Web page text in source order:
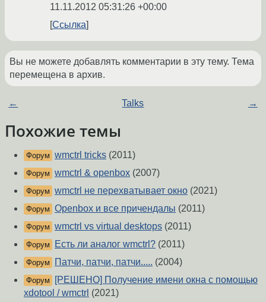
11.11.2012 05:31:26 +00:00
Ссылка
Вы не можете добавлять комментарии в эту тему. Тема
перемещена в архив.
← Talks →
Похожие темы
Форум wmctrl tricks (2011)
Форум wmctrl & openbox (2007)
Форум wmctrl не перехватывает окно (2021)
Форум Openbox и все причендалы (2011)
Форум wmctrl vs virtual desktops (2011)
Форум Есть ли аналог wmctrl? (2011)
Форум Патчи, патчи, патчи..... (2004)
Форум
[РЕШЕНО] Получение имени окна с помощью
xdotool / wmctrl (2021)